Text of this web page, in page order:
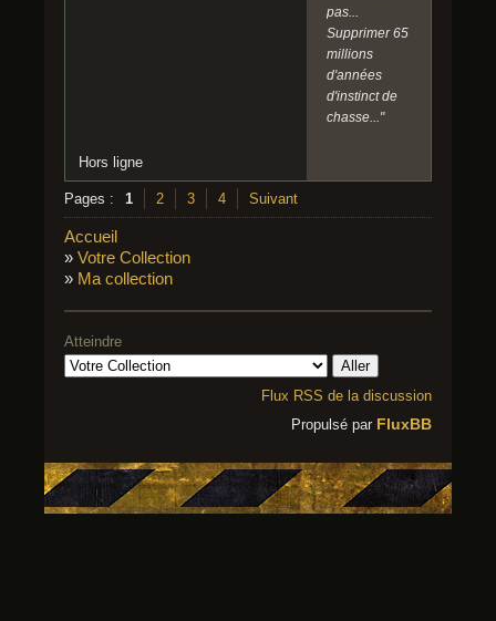
pas...
Supprimer 65
millions
d'années
d'instinct de
chasse..."
Hors ligne
Pages : 1 2 3 4 Suivant
Accueil
» Votre Collection
» Ma collection
Atteindre
Flux RSS de la discussion
Propulsé par FluxBB